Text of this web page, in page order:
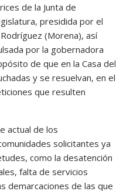
de la Junta de
presidida por el
(Morena), así
por la gobernadora
de que en la Casa del
y se resuelvan, en el
que resulten
actual de los
solicitantes ya
como la desatención
falta de servicios
demarcaciones de las que